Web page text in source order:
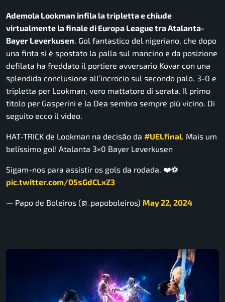
Ademola Lookman infila la tripletta e chiude
virtualmente la finale di Europa League tra Atalanta-
Bayer Leverkusen. Gol fantastico del nigeriano, che dopo
una finta si è spostato la palla sul mancino e da posizione
defilata ha freddato il portiere avversario Kovar con una
splendida conclusione all’incrocio sul secondo palo. 3-0 e
tripletta per Lookman, vero mattatore di serata. Il primo
titolo per Gasperini e la Dea sembra sempre più vicino. Di
seguito ecco il video.
HAT-TRICK de Lookman na decisão da #UELfinal. Mais um
belíssimo gol! Atalanta 3×0 Bayer Leverkusen
Sigam-nos para assistir os gols da rodada. ❤️⚽
pic.twitter.com/05sGdCLxZ3
— Papo de Boleiros (@_papoboleiros) May 22, 2024